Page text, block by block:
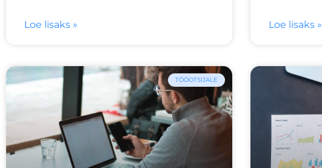
Loe lisaks » Loe lisaks »
TÖÖOTSIJALE